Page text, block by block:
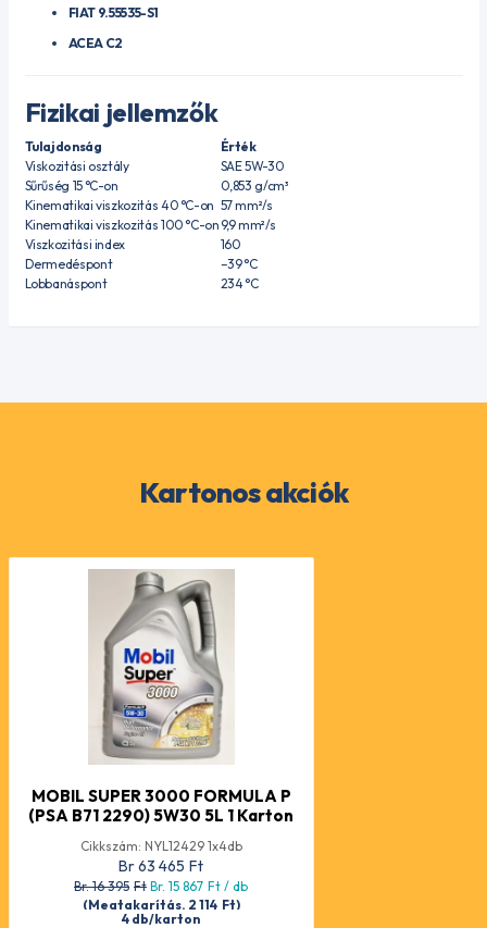
FIAT 9.55535-S1
ACEA C2
Fizikai jellemzők
Tulajdonság
Érték
Viskozitási osztály
SAE 5W-30
Sűrűség 15 °C-on
0,853 g/cm³
Kinematikai viszkozitás 40 °C-on 57 mm²/s
Kinematikai viszkozitás 100 °C-on 9,9 mm²/s
Viszkozitási index
160
Dermedéspont
–39 °C
Lobbanáspont
234 °C
Kartonos akciók
MOBIL SUPER 3000 FORMULA P
(PSA B71 2290) 5W30 5L 1 Karton
Cikkszám: NYL12429 1x4db
Br 63 465 Ft
Br. 16 395 Ft Br. 15 867 Ft / db
(Megtakarítás. 2 114 Ft)
4 db/karton